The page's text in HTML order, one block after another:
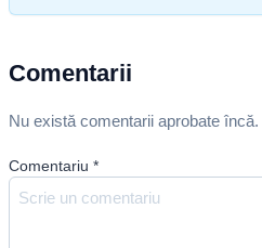
Comentarii
Nu există comentarii aprobate încă.
Comentariu *